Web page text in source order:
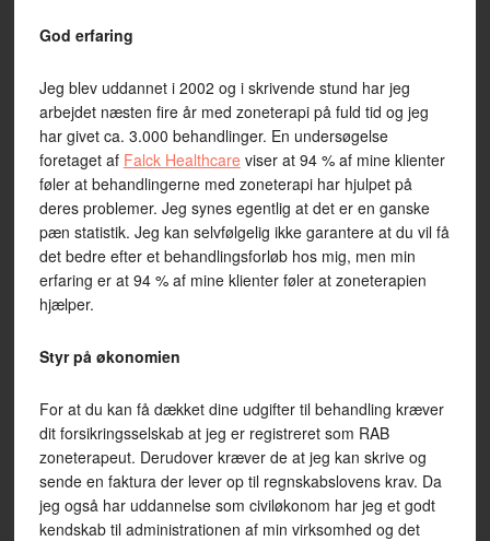
God erfaring
Jeg blev uddannet i 2002 og i skrivende stund har jeg
arbejdet næsten fire år med zoneterapi på fuld tid og jeg
har givet ca. 3.000 behandlinger. En undersøgelse
foretaget af Falck Healthcare viser at 94 % af mine klienter
føler at behandlingerne med zoneterapi har hjulpet på
deres problemer. Jeg synes egentlig at det er en ganske
pæn statistik. Jeg kan selvfølgelig ikke garantere at du vil få
det bedre efter et behandlingsforløb hos mig, men min
erfaring er at 94 % af mine klienter føler at zoneterapien
hjælper.
Styr på økonomien
For at du kan få dækket dine udgifter til behandling kræver
dit forsikringsselskab at jeg er registreret som RAB
zoneterapeut. Derudover kræver de at jeg kan skrive og
sende en faktura der lever op til regnskabslovens krav. Da
jeg også har uddannelse som civiløkonom har jeg et godt
kendskab til administrationen af min virksomhed og det